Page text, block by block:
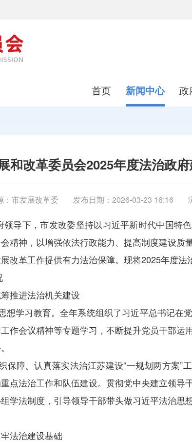
首页 新闻中心 政
和改革委员会2025年度法治政
：市发展改革委 发布日期：2026-03-23 16:16
导下，市发改委坚持以习近平新时代中国特
精神，以增强依法行政能力、提高制度建设质
改革工作提供有力法治保障。现将2025年度法
推进法治机关建设
想学习教育。全年系统组织了习近平总书记在
作会议精神等专题学习，不断提升党员干部运
保障。认真落实法治江苏建设“一规划两方案”
点法治工作和队伍建设。贯彻党中央建立领导
学法制度，引导领导干部带头做习近平法治思
法治建设基础